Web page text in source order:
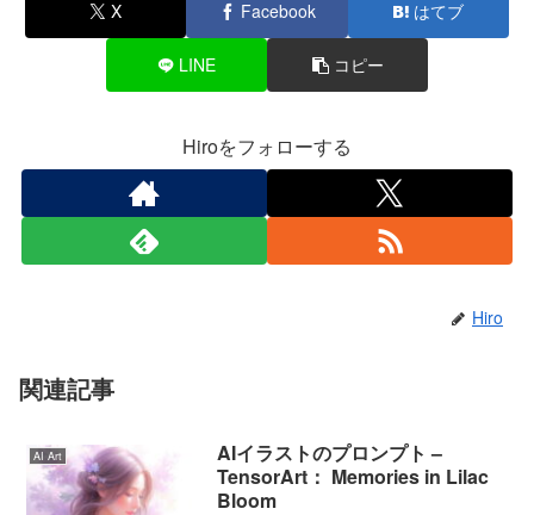
X Facebook はてブ
LINE コピー
Hiroをフォローする
Hiro
関連記事
AI Art
AIイラストのプロンプト –
TensorArt： Memories in Lilac
Bloom